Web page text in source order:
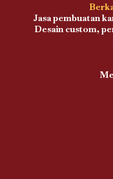
Jasa pembuatan
Desain custom,